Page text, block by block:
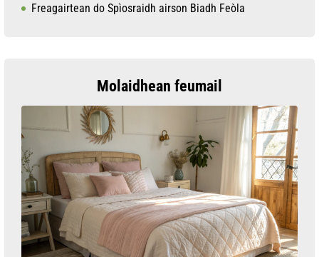
Freagairtean do Spìosraidh airson Biadh Feòla
Molaidhean feumail